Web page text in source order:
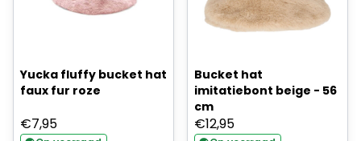
Yucka fluffy bucket hat
faux fur roze
€7,95
Bucket hat
imitatiebont beige - 56
cm
€12,95